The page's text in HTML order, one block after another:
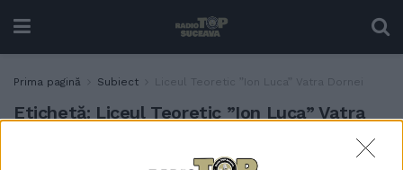
Prima pagină Subiect Liceul Teoretic ”Ion Luca” Vatra Dornei
Etichetă: Liceul Teoretic ”Ion Luca” Vatra